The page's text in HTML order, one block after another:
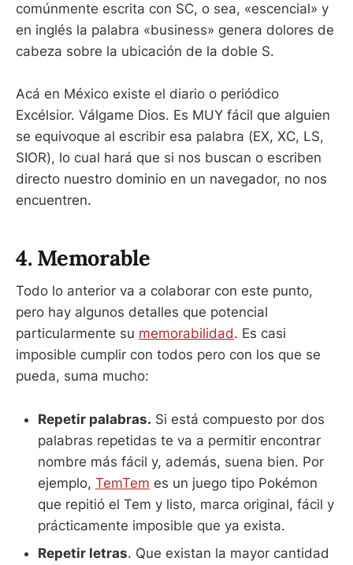
comúnmente escrita con SC, o sea, «escencial» y
en inglés la palabra «business» genera dolores de
cabeza sobre la ubicación de la doble S.
Acá en México existe el diario o periódico
Excélsior. Válgame Dios. Es MUY fácil que alguien
se equivoque al escribir esa palabra (EX, XC, LS,
SIOR), lo cual hará que si nos buscan o escriben
directo nuestro dominio en un navegador, no nos
encuentren.
4. Memorable
Todo lo anterior va a colaborar con este punto,
pero hay algunos detalles que potencial
particularmente su memorabilidad. Es casi
imposible cumplir con todos pero con los que se
pueda, suma mucho:
Repetir palabras. Si está compuesto por dos
palabras repetidas te va a permitir encontrar
nombre más fácil y, además, suena bien. Por
ejemplo, TemTem es un juego tipo Pokémon
que repitió el Tem y listo, marca original, fácil y
prácticamente imposible que ya exista.
Repetir letras. Que existan la mayor cantidad